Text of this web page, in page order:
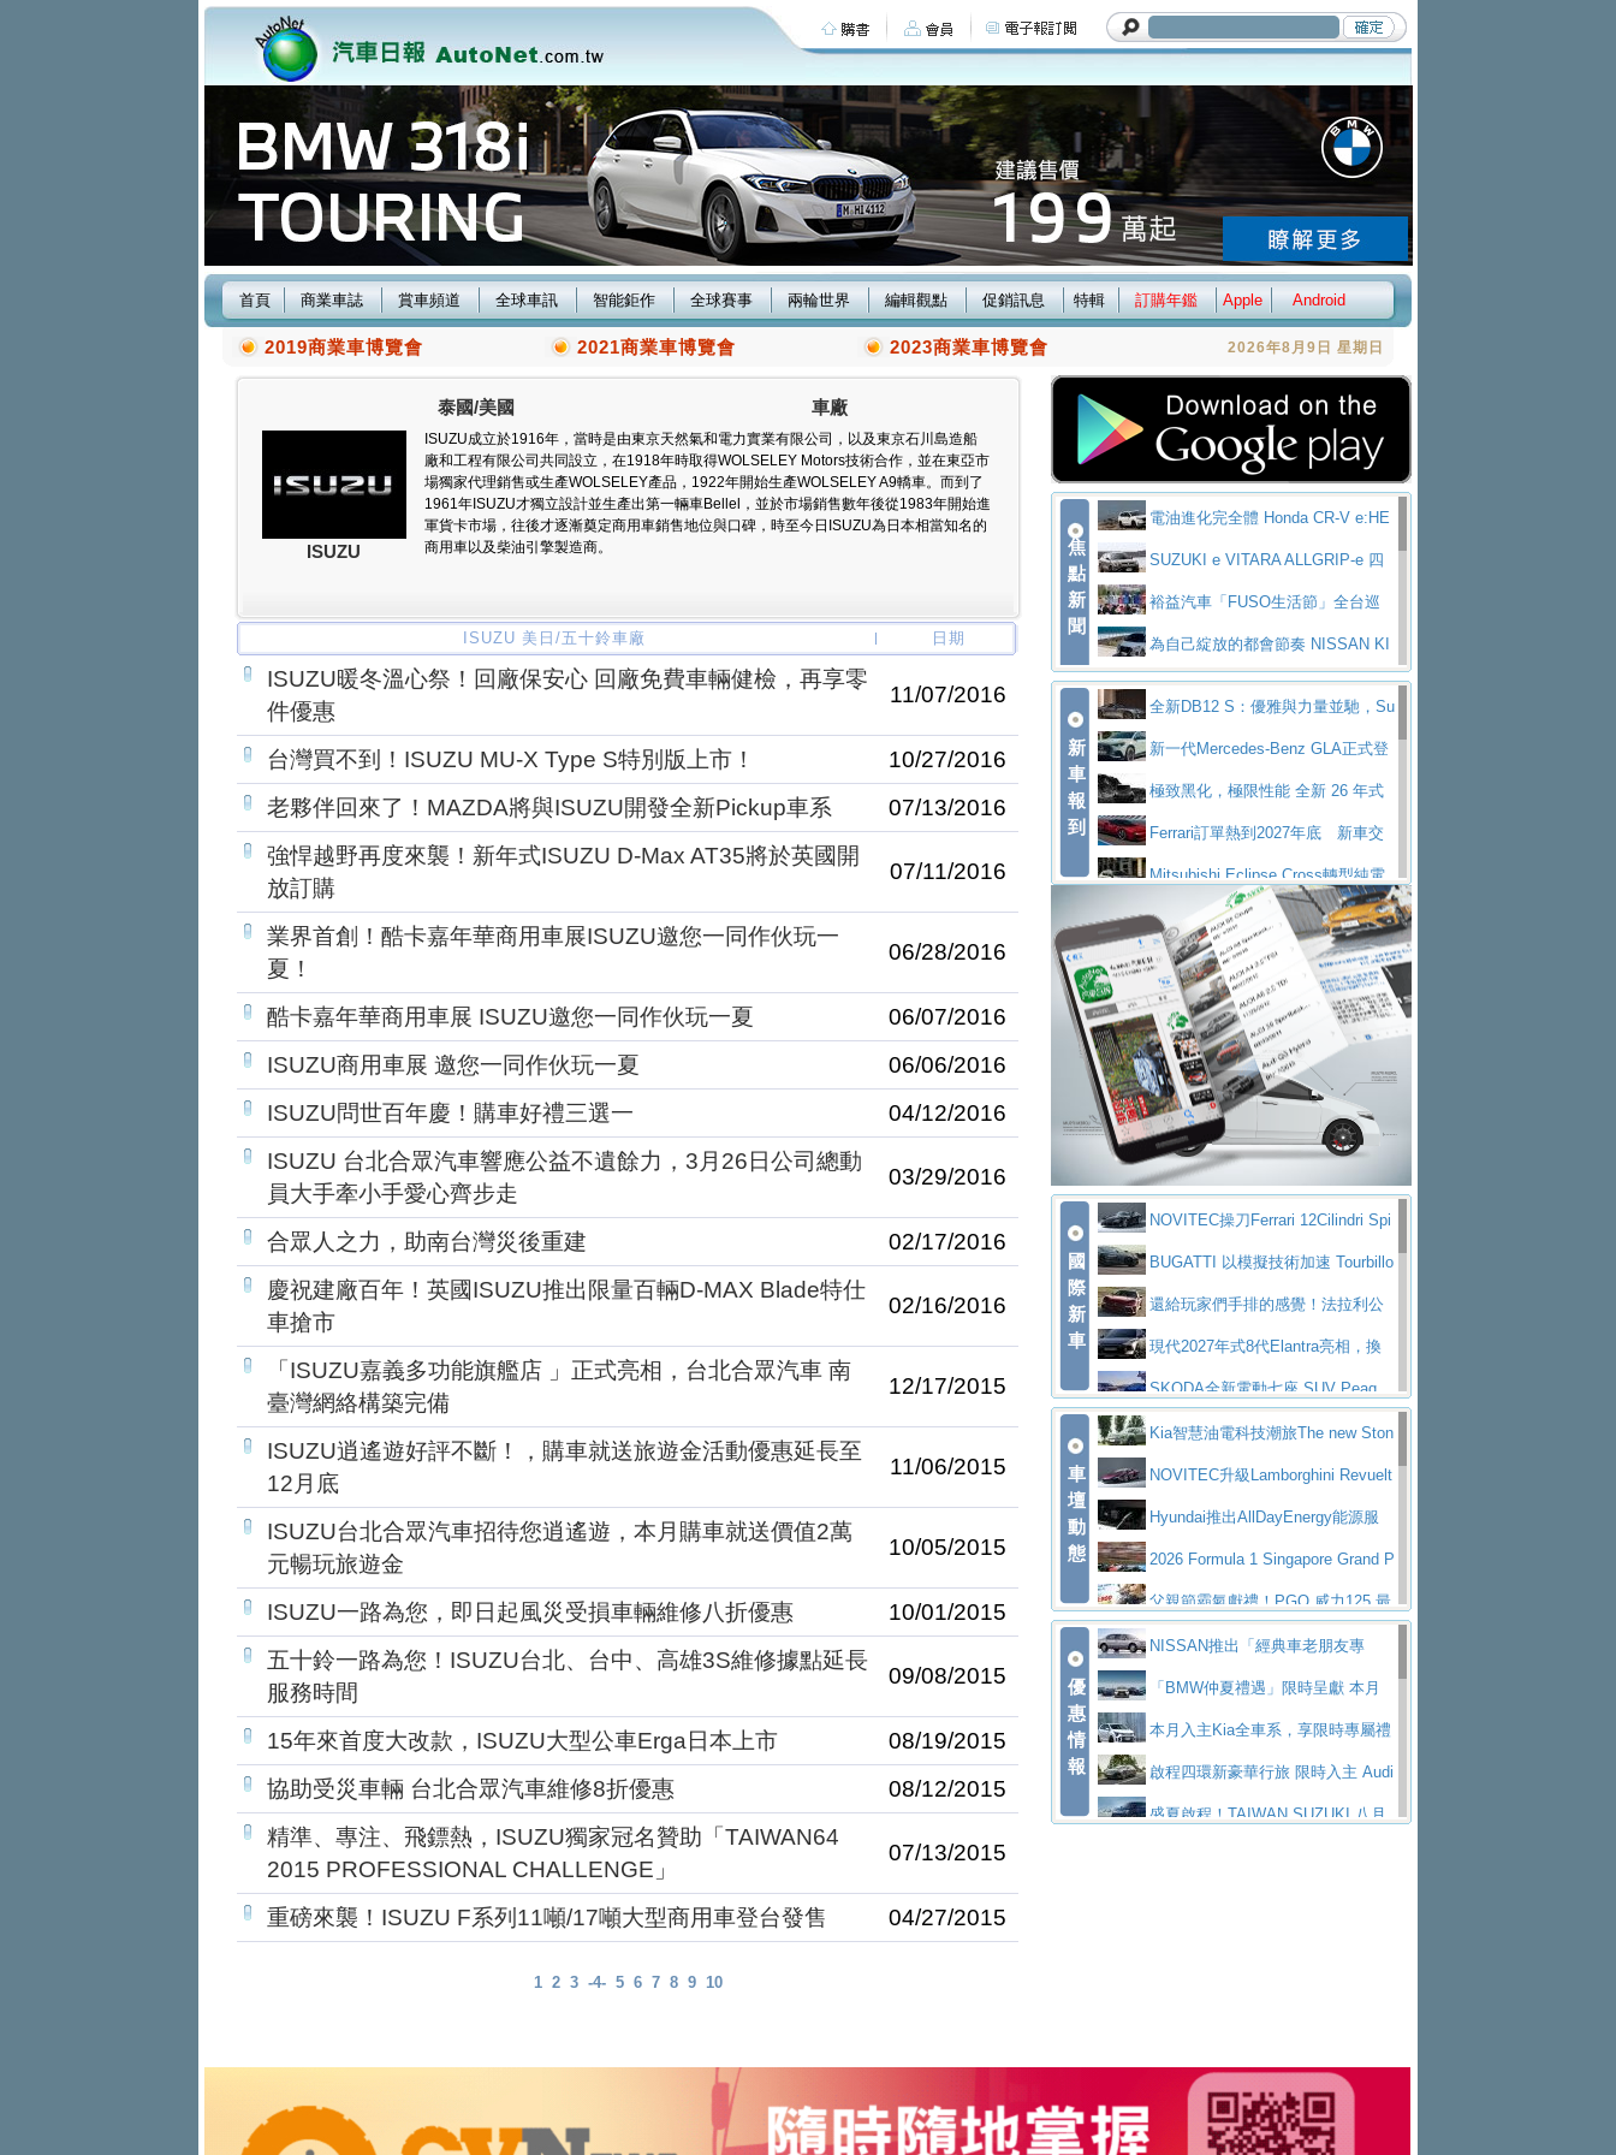
首頁 商業車誌 賞車頻道 全球車訊 智能鉅作 全球賽事 兩輪世界 編輯觀點 促銷訊息 特輯 訂購年鑑 Apple Android
2019商業車博覽會 2021商業車博覽會 2023商業車博覽會 2026年8月9日 星期日
ISUZU
泰國/美國 車廠
ISUZU成立於1916年，當時是由東京天然氣和電力實業有限公司，以及東京石川島造船
廠和工程有限公司共同設立，在1918年時取得WOLSELEY Motors技術合作，並在東亞市
場獨家代理銷售或生產WOLSELEY產品，1922年開始生產WOLSELEY A9轎車。而到了
1961年ISUZU才獨立設計並生產出第一輛車Bellel，並於市場銷售數年後從1983年開始進
軍貨卡市場，往後才逐漸奠定商用車銷售地位與口碑，時至今日ISUZU為日本相當知名的
商用車以及柴油引擎製造商。
ISUZU 美日/五十鈴車廠 日期
ISUZU暖冬溫心祭！回廠保安心 回廠免費車輛健檢，再享零
件優惠
11/07/2016
台灣買不到！ISUZU MU-X Type S特別版上市！
10/27/2016
老夥伴回來了！MAZDA將與ISUZU開發全新Pickup車系
07/13/2016
強悍越野再度來襲！新年式ISUZU D-Max AT35將於英國開
放訂購
07/11/2016
業界首創！酷卡嘉年華商用車展ISUZU邀您一同作伙玩一
夏！
06/28/2016
酷卡嘉年華商用車展 ISUZU邀您一同作伙玩一夏
06/07/2016
ISUZU商用車展 邀您一同作伙玩一夏
06/06/2016
ISUZU問世百年慶！購車好禮三選一
04/12/2016
ISUZU 台北合眾汽車響應公益不遺餘力，3月26日公司總動
員大手牽小手愛心齊步走
03/29/2016
合眾人之力，助南台灣災後重建
02/17/2016
慶祝建廠百年！英國ISUZU推出限量百輛D-MAX Blade特仕
車搶市
02/16/2016
「ISUZU嘉義多功能旗艦店 」正式亮相，台北合眾汽車 南
臺灣網絡構築完備
12/17/2015
ISUZU逍遙遊好評不斷！，購車就送旅遊金活動優惠延長至
12月底
11/06/2015
ISUZU台北合眾汽車招待您逍遙遊，本月購車就送價值2萬
元暢玩旅遊金
10/05/2015
ISUZU一路為您，即日起風災受損車輛維修八折優惠
10/01/2015
五十鈴一路為您！ISUZU台北、台中、高雄3S維修據點延長
服務時間
09/08/2015
15年來首度大改款，ISUZU大型公車Erga日本上市
08/19/2015
協助受災車輛 台北合眾汽車維修8折優惠
08/12/2015
精準、專注、飛鏢熱，ISUZU獨家冠名贊助「TAIWAN64
2015 PROFESSIONAL CHALLENGE」
07/13/2015
重磅來襲！ISUZU F系列11噸/17噸大型商用車登台發售 04/27/2015
1 2 3 -4- 5 6 7 8 9 10
焦
點
新
聞
電油進化完全體 Honda CR-V e:HE
V PrestigeSUZUKI e VITARA ALLGRIP-e 四
驅精神的純電新詮釋
裕益汽車「FUSO生活節」全台巡
迴 結合生活體驗、交通安全與購車優惠
為自己綻放的都會節奏 NISSAN KI
CKS SAKURA為品味獨具層峰買家打造的頂級座
駕，MAZDA CX-90 33T AWD Premium Ca
ptain Seat
EV
技的座駕! Ford Territory中型油電休旅
SO Super Great今日在台登場，結合先進安
ntis四品牌經銷權，全新多品牌旗艦展示中
心開幕啟用
屏東特搜大隊再添新利器 SITRAK
救助器材車買氣不衰、SUZUKI經銷商勇於開啟
全新大店，新北都鈴木占地500坪土城旗艦
展示中心開幕
2025第七屆ISUZU運轉職人挑戰賽
熱血登場 展現極致車技與專業職人精神
H2GP世界總決賽圓滿落幕 台灣團
隊表現精彩淨零減碳指標性應用 純電動水泥預
拌車 消防車除了滅火裝備還需要什麼？
一探SITRAK “準” 消防車的究竟
大益金龍初試啼聲，汽柴油5噸貨車
不是對手正宗年鑑2025年全球自動車年鑑1月
下旬問世！2024第六屆ISUZU運轉職人挑戰賽
首度前進南台灣熱烈開戰
豪華電能休旅新星 Audi Q4 Sportba
ck 55 e-tron S lineScania Taiwan 逆風而行，加深力
道投資布局
新
車
報
到
全新DB12 S：優雅與力量並馳，Su
per Tourer的顛峰之作
新一代Mercedes-Benz GLA正式登
場 續航最高657公里、支援320kW快充
極致黑化，極限性能 全新 26 年式
DEFENDER OCTA BLACK 限量登台
Ferrari訂單熱到2027年底 新車交
付至少得等一年以上
Mitsubishi Eclipse Cross轉型純電
休旅 87kWh電池續航超過600公里
全新BMW 318i Touring豪華旅行車
全台限量200台 進化現型
不等零關稅的紅利，Jeep品牌今日
起展開首批車交車
Volvo EX60 即將叩關，靜肅性、底
盤與數位介面搶先揭露
Audi Q9 將於 2026 年底上市 旗艦
大型 SUV 鎖定七人座豪華市場
BMW攜手漫威電影【蜘蛛人：重生
日】 Skoda 發表全新 Peaq 內裝：七人
座純電旗艦 SUV，行李廂最大可達 935 公
升
全新純電 Mercedes-Benz C 400 4
MATIC Electric 登場
奢華與科技大躍進，MAZDA全新3
代CX-5全方位進化提前亮相並展開預售94.9
萬起
馬自達公布 2027 年式 MX-5 更
新，新增 Yakudo 特別版
Skoda Peaq 發表全新電動動力系
統 最長續航逾 640 公里、支援雙向供電
BMW M2 首度導入 xDrive 四驅，
美國與瑞士需求成關鍵推手
The all-new T-Roc 魅力 自成焦點
Maserati GT2 Stradale「Tribute to
MC12」全球首度亮相
迎接 RANGE ROVER 品牌家族第
五位成員 全新 RANGE ROVER GT 預告登
場
造型華麗時尚、科技座艙再進化，P
eugeot 208小改款發表上市94.8萬起
國
際
新
車
NOVITEC操刀Ferrari 12Cilindri Spi
der 碳纖維空力、鍛造輪圈與Inconel排氣
上身
BUGATTI 以模擬技術加速 Tourbillo
n 動態開發還給玩家們手排的感覺！法拉利公
布12Cilidri Manaule手排超跑產品細節
現代2027年式8代Elantra亮相，換
裝更銳利的造型、更先進的資訊娛樂系統及
更高效的動力
SKODA全新電動七座 SUV Peaq
問世，擁有品牌史上最寬敞且豪華的座艙
AUDI推出首款高性能油電超跑Nuvo
lari，0到100公里加速2.6秒、極速350公里
／小時
百年三叉戟傳奇再啟程 Maserati 重
返 1000 Miglia 傳承競速榮耀
法拉利首款純電跑車Luce亮相，最
大馬力超過1000匹並具備530公里最大續航
里程
小車大空間、座艙科技更先進，SK
ODA發表全新純電跨界休旅Eipq祭平民化車
價89萬起
賓士AMG.EA專屬平台首作，Merc
edes-AMG 全新GT 4-Door Coupe全球首發
福斯推出首款GTI純電性能掀背ID.
Polo GTI，擁有226匹馬力和零百加速 6.8
秒的實力
Jaguar 公布四門 GT車款正式車名
為JAGUAR TYPE 01
終於跟上進度，LEXUS發表首款三
排六座純電旗艦休旅 TZ
有錢也買不到的Golf R！福斯打造
全新Golf R 24h賽車將挑戰紐柏林24小時耐
SKODA公布全新小型純電跨界休旅
旅
車
壇
動
態
Kia智慧油電科技潮旅The new Ston
ic 1-7月累計銷量創歷史新高
NOVITEC升級Lamborghini Revuelt
o 綜效輸出增至1,048匹
Hyundai推出AllDayEnergy能源服
務 讓電動車化身行動儲能系統
2026 Formula 1 Singapore Grand P
rix 新加坡大獎賽 Audi 極速之旅開放報名
父親節霸氣獻禮！PGO 威力125 最
低入手價 $60,900 起 省油ｘ安全ｘ大空間
陪爸爸輕鬆
HYUNDAI PORTER II逆勢成長，
勇奪中型貨車銷售冠軍
和運租車榮獲國家品牌玉山獎 以智
慧移動與綠能創新
福斯商旅挺頭家 推出「德系質感 精
算圓夢」專案格上租車暑期享8% LINE POINTS
回饋 再抽黑鑰匙尊榮禮遇
NISSAN X-TRAIL 上市首月銷量
MAZDA CX-5 延長保固禮遇限時實施
魅力 自成焦點 胡宇威擔任 The all-
new T-Roc 品牌大使 攜手Volkswagen展現
不被定義的
Nissan力拚縮短新車開發週期 導
入AI、借鏡中國車廠求生
Skoda Motorsport 125 週年 全台 R
優
惠
情
報
NISSAN推出「經典車老朋友專
案」 以匠人精神煥新珍品座駕
「BMW仲夏禮遇」限時呈獻 本月
入主即享尊榮豪華五星假期 多元優購方案
同步實施
本月入主Kia全車系，享限時專屬禮
遇 啟程四環新豪華行旅 限時入主 Audi
A6 旗艦陣容 低月付5,888元起及3 年乙式險
盛夏啟程！TAIWAN SUZUKI 八月
程」 全車系享 5 年
裝曜黑風格套件 含舊換新60萬內輕鬆入手
暑假購車趁現在！ PGO 全車系一
日限定賞車會 指定車款送3,000元加油卡
特斯拉掀充電價格戰 EVOASIS推
訂閱制假日最低5.25元會員優惠
Honda Motorcycle攜手築間餐飲集